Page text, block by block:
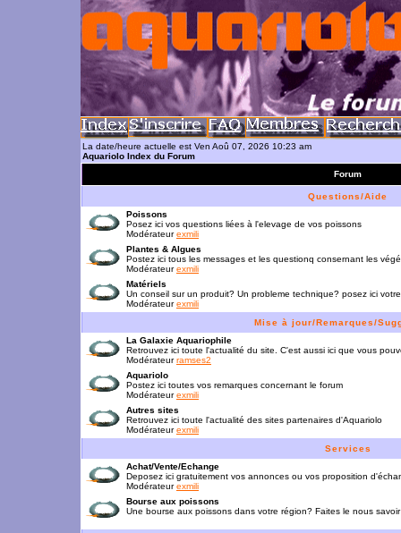
La date/heure actuelle est Ven Aoû 07, 2026 10:23 am
Aquariolo Index du Forum
Forum
Questions/Aide
Poissons
Posez ici vos questions liées à l'elevage de vos poissons
Modérateurexmili
Plantes & Algues
Postez ici tous les messages et les questionq consernant les
Modérateurexmili
Matériels
Un conseil sur un produit? Un probleme technique? posez ici
Modérateurexmili
Mise à jour/Remarques/
La Galaxie Aquariophile
Retrouvez ici toute l'actualité du site. C'est aussi ici que vous
Modérateurramses2
Aquariolo
Postez ici toutes vos remarques concernant le forum
Modérateurexmili
Autres sites
Retrouvez ici toute l'actualité des sites partenaires d'Aquariolo
Modérateurexmili
Services
Achat/Vente/Echange
Deposez ici gratuitement vos annonces ou vos proposition
Modérateurexmili
Bourse aux poissons
Une bourse aux poissons dans votre région? Faites le nous savoir